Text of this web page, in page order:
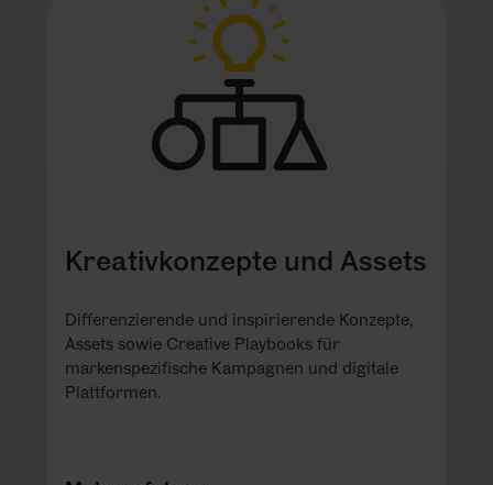
Kreativkonzepte und Assets
Differenzierende und inspirierende Konzepte,
Assets sowie Creative Playbooks für
markenspezifische Kampagnen und digitale
Plattformen.